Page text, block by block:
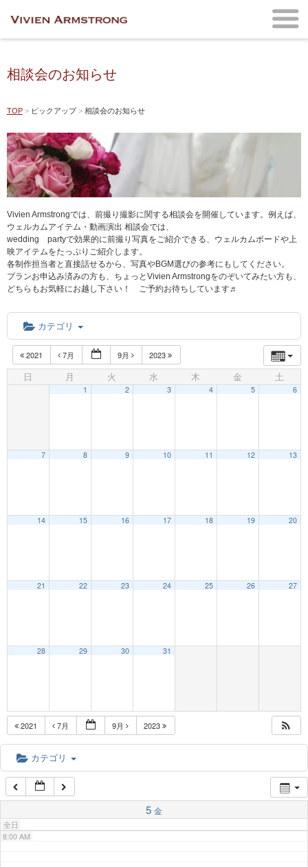
相談会のお知らせ
TOP ピックアップ 相談会のお知らせ
Vivien Armstrongでは、前撮り撮影に関する相談会を開催しています。例えば、
ウェルカムアイテム・動画演出 相談会では、
wedding partyで効果的に前撮り写真をご紹介できる、ウェルカムボードや上
映アイテムをたっぷりご紹介します。
各制作担当者と直接話せるから、写真やBGM選びの参考にもしてください。
プランお申込み済みの方も、ちょっとVivien Armstrongをのぞいてみたい方も、
どちらもお気軽にお越し下さい！ ご予約お待ちしています♬
カテゴリ
2021 7月 9月 2023
日 月 火 水 木 金 土
1 2 3 4 5 6
7 8 9 10 11 12 13
14 15 16 17 18 19 20
21 22 23 24 25 26 27
28 29 30 31
2021 7月 9月 2023
カテゴリ
5 金
全日
5:00 AM
6:00 AM
7:00 AM
8:00 AM